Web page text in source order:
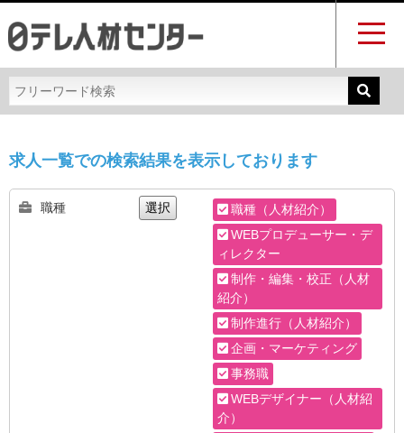
求人一覧での検索結果を表示しております
職種 選択
職種（人材紹介）
WEBプロデューサー・デ
ィレクター
制作・編集・校正（人材
紹介）
制作進行（人材紹介）
企画・マーケティング
事務職
WEBデザイナー（人材紹
介）